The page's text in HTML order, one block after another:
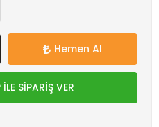
Hemen Al
SİPARİŞ VER